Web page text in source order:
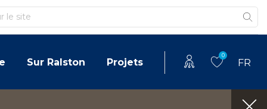
Sur Ralston Projets
0
FR